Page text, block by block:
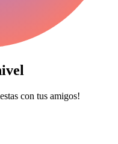
con tus amigos!